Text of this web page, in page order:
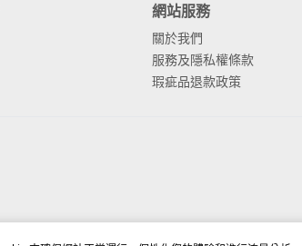
網站服務
關於我們
服務及隱私權條款
瑕疵品退款政策